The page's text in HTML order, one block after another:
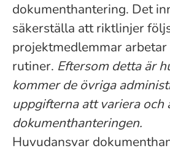
dokumenthantering. Det
säkerställa att riktlinjer
projektmedlemmar
rutiner. Eftersom detta är
kommer de övriga
uppgifterna att variera och
dokumenthanteringen.
Huvudansvar